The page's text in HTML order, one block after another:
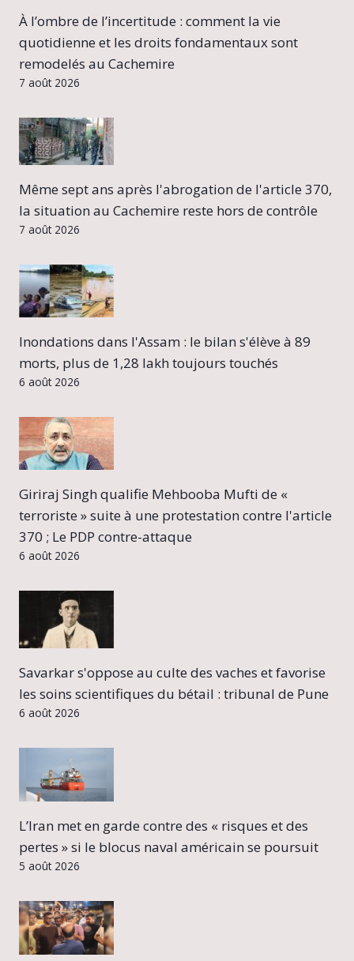
À l’ombre de l’incertitude : comment la vie
quotidienne et les droits fondamentaux sont
remodelés au Cachemire
7 août 2026
Même sept ans après l'abrogation de l'article 370,
la situation au Cachemire reste hors de contrôle
7 août 2026
Inondations dans l'Assam : le bilan s'élève à 89
morts, plus de 1,28 lakh toujours touchés
6 août 2026
Giriraj Singh qualifie Mehbooba Mufti de «
terroriste » suite à une protestation contre l'article
370 ; Le PDP contre-attaque
6 août 2026
Savarkar s'oppose au culte des vaches et favorise
les soins scientifiques du bétail : tribunal de Pune
6 août 2026
L’Iran met en garde contre des « risques et des
pertes » si le blocus naval américain se poursuit
5 août 2026